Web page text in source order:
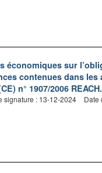
économiques sur
contenues dans les
n° 1907/2006 REACH.
signature : 13-12-2024
Date